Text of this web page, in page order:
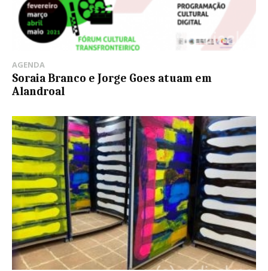
AGENDA
Soraia Branco e Jorge Goes atuam em
Alandroal